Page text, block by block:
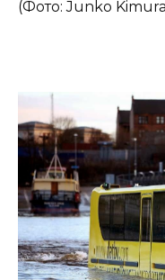
(Фото: Junko